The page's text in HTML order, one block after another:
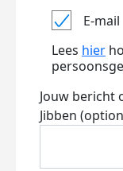
E-mail
Lees hier
Jouw bericht
Jibben